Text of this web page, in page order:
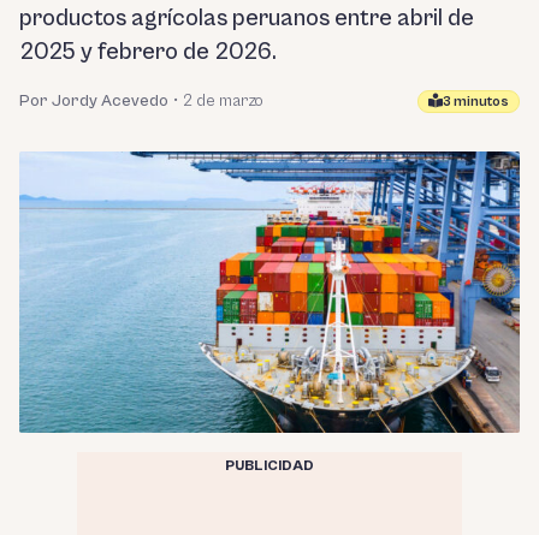
productos agrícolas peruanos entre abril de
2025 y febrero de 2026.
Por Jordy Acevedo • 2 de marzo 3 minutos
PUBLICIDAD